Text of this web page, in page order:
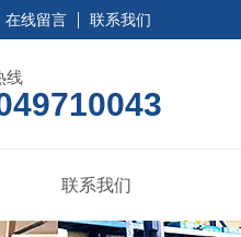
在线留言 联系我们
线
联系我们